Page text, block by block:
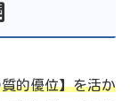
的優位】を活か